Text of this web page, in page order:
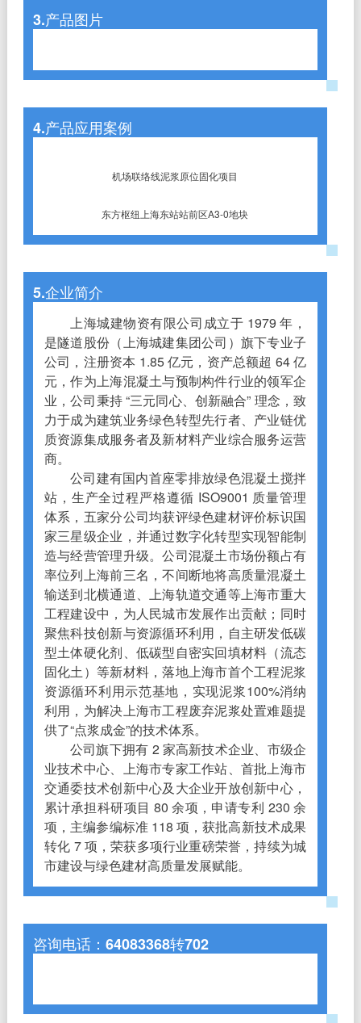
3.产品图片
4.产品应用案例
机场联络线泥浆原位固化项目
东方枢纽上海东站站前区A3-0地块
5.企业简介
上海城建物资有限公司成立于 1979 年，
是隧道股份（上海城建集团公司）旗下专业子
公司，注册资本 1.85 亿元，资产总额超 64 亿
元，作为上海混凝土与预制构件行业的领军企
业，公司秉持 “三元同心、创新融合” 理念，致
力于成为建筑业务绿色转型先行者、产业链优
质资源集成服务者及新材料产业综合服务运营
商。
公司建有国内首座零排放绿色混凝土搅拌
站，生产全过程严格遵循 ISO9001 质量管理
体系，五家分公司均获评绿色建材评价标识国
家三星级企业，并通过数字化转型实现智能制
造与经营管理升级。公司混凝土市场份额占有
率位列上海前三名，不间断地将高质量混凝土
输送到北横通道、上海轨道交通等上海市重大
工程建设中，为人民城市发展作出贡献；同时
聚焦科技创新与资源循环利用，自主研发低碳
型土体硬化剂、低碳型自密实回填材料（流态
固化土）等新材料，落地上海市首个工程泥浆
资源循环利用示范基地，实现泥浆100%消纳
利用，为解决上海市工程废弃泥浆处置难题提
供了“点浆成金”的技术体系。
公司旗下拥有 2 家高新技术企业、市级企
业技术中心、上海市专家工作站、首批上海市
交通委技术创新中心及大企业开放创新中心，
累计承担科研项目 80 余项，申请专利 230 余
项，主编参编标准 118 项，获批高新技术成果
转化 7 项，荣获多项行业重磅荣誉，持续为城
市建设与绿色建材高质量发展赋能。
咨询电话：64083368转702